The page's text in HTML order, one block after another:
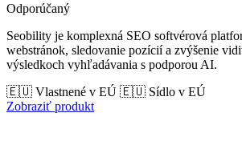
Odporúčaný
Seobility je komplexná SEO softvérová
webstránok, sledovanie pozícií a zvýšenie
výsledkoch vyhľadávania s podporou AI.
🇪🇺 Vlastnené v EÚ 🇪🇺 Sídlo v EÚ
Zobraziť produkt